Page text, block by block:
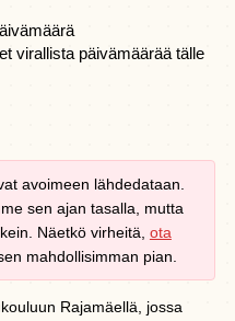
virallista päivämäärää tälle
avoimeen lähdedataan.
sen ajan tasalla, mutta
Näetkö virheitä, ota
mahdollisimman pian.
Rajamäellä, jossa